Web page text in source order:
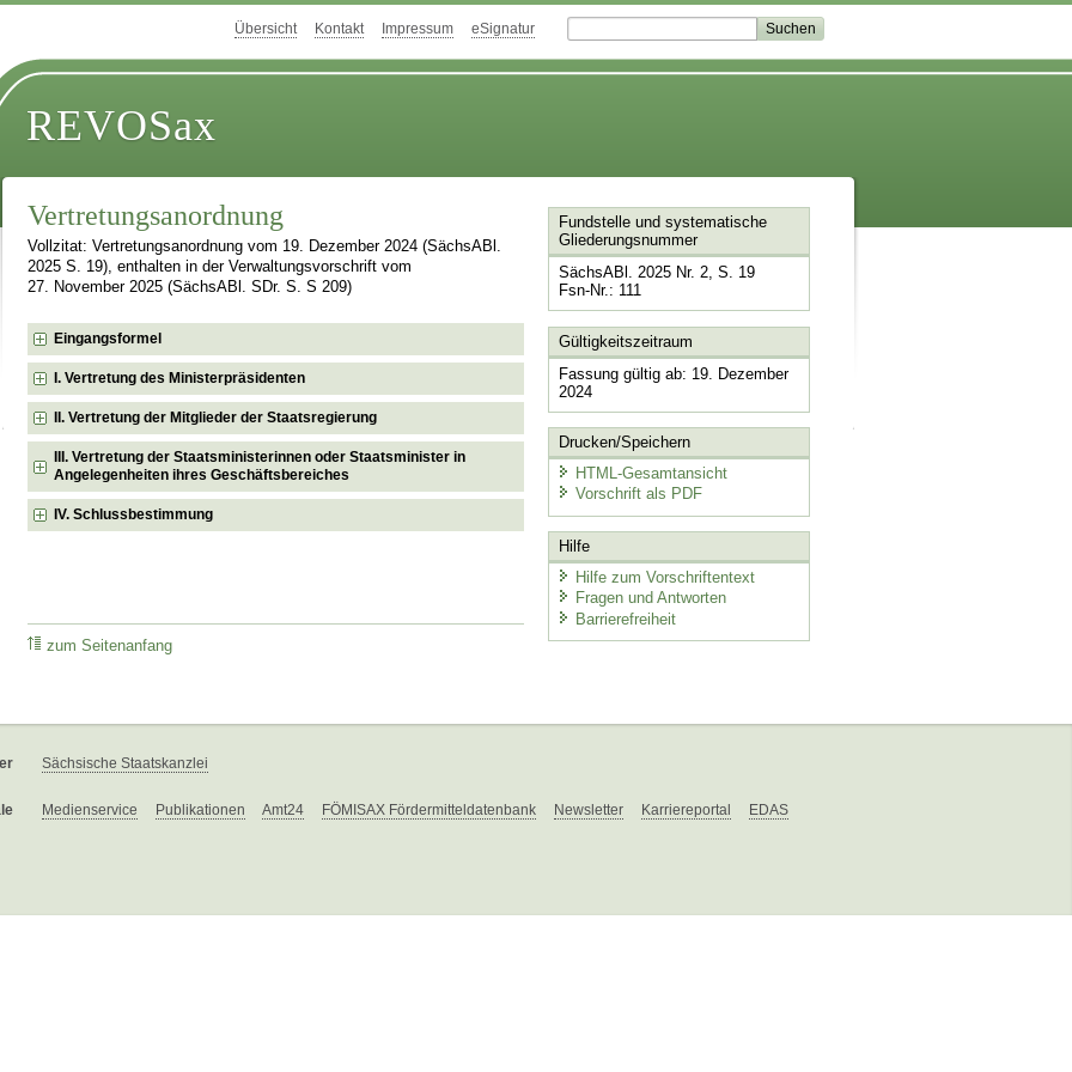
Übersicht Kontakt Impressum eSignatur
REVOSax
Vertretungsanordnung
Vollzitat: Vertretungsanordnung vom 19. Dezember 2024 (SächsABl.
2025 S. 19), enthalten in der Verwaltungsvorschrift vom
27. November 2025 (SächsABl. SDr. S. S 209)
Eingangsformel
I. Vertretung des Ministerpräsidenten
II. Vertretung der Mitglieder der Staatsregierung
III. Vertretung der Staatsministerinnen oder Staatsminister in
Angelegenheiten ihres Geschäftsbereiches
IV. Schlussbestimmung
zum Seitenanfang
Fundstelle und systematische
Gliederungsnummer
SächsABl. 2025 Nr. 2, S. 19
Fsn-Nr.: 111
Gültigkeitszeitraum
Fassung gültig ab: 19. Dezember
2024
Drucken/Speichern
HTML-Gesamtansicht
Vorschrift als PDF
Hilfe
Hilfe zum Vorschriftentext
Fragen und Antworten
Barrierefreiheit
Sächsische Staatskanzlei
Medienservice Publikationen Amt24 FÖMISAX Fördermitteldatenbank Newsletter Karriereportal EDAS